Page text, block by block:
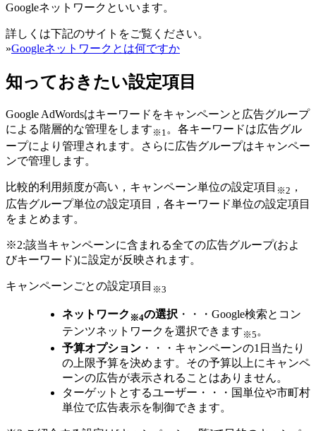
Googleネットワークといいます。
詳しくは下記のサイトをご覧ください。
»Googleネットワークとは何ですか
知っておきたい設定項目
Google AdWordsはキーワードをキャンペーンと広告グループ
による階層的な管理をします ※1 。各キーワードは広告グル
ープにより管理されます。さらに広告グループはキャンペー
ンで管理します。
比較的利用頻度が高い，キャンペーン単位の設定項目 ※2 ，
広告グループ単位の設定項目，各キーワード単位の設定項目
をまとめます。
※2:該当キャンペーンに含まれる全ての広告グループ(およ
びキーワード)に設定が反映されます。
キャンペーンごとの設定項目 ※3
ネットワーク ※4の選択 ・・・Google検索とコン
テンツネットワークを選択できます ※5 。
予算オプション ・・・キャンペーンの1日当たり
の上限予算を決めます。その予算以上にキャンペ
ーンの広告が表示されることはありません。
ターゲットとするユーザー・・・国単位や市町村
単位で広告表示を制御できます。